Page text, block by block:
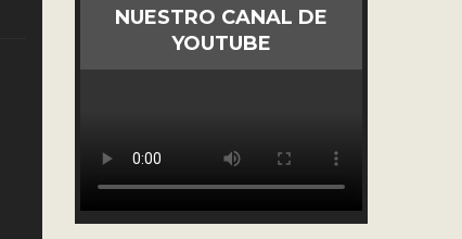
NUESTRO CANAL DE
YOUTUBE